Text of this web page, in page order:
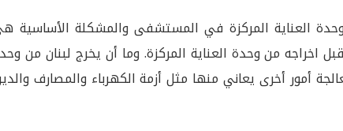
العناية المركزة في المستشفى والمشكلة الأساسية
اخراجه من وحدة العناية المركزة. وما أن يخرج لبنان من
أمور أخرى يعاني منها مثل أزمة الكهرباء والمصارف